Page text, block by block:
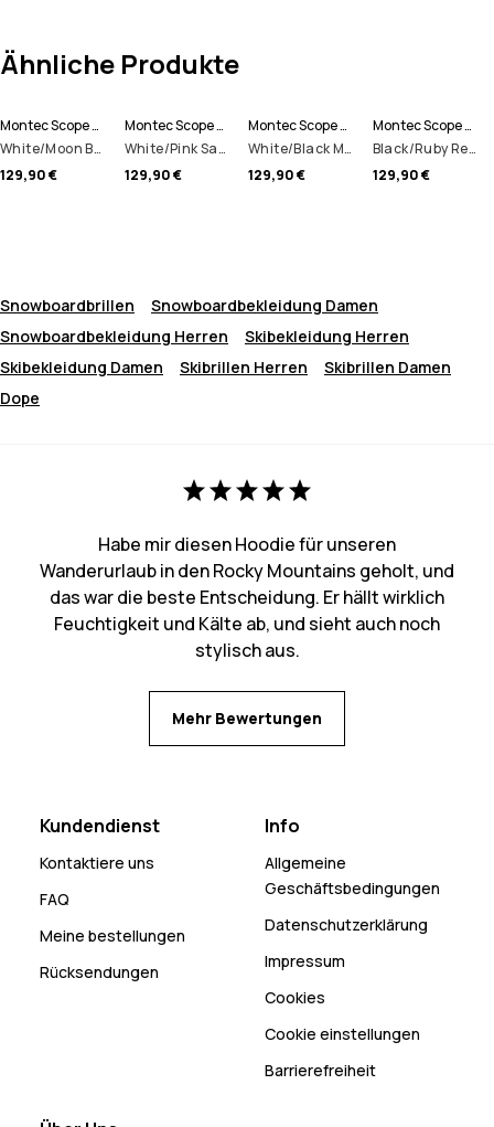
Ähnliche Produkte
Montec Scope Skibrille
White/Moon Blue Mirror
129,90 €
Montec Scope Skibrille
White/Pink Sapphire Mirror
129,90 €
Montec Scope Skibrille
White/Black Mirror
129,90 €
Montec Scope Skibrille
Black/Ruby Red Mirror
129,90 €
Snowboardbrillen
Snowboardbekleidung Damen
Snowboardbekleidung Herren
Skibekleidung Herren
Skibekleidung Damen
Skibrillen Herren
Skibrillen Damen
Dope
Habe mir diesen Hoodie für unseren
Wanderurlaub in den Rocky Mountains geholt, und
das war die beste Entscheidung. Er hällt wirklich
Feuchtigkeit und Kälte ab, und sieht auch noch
stylisch aus.
Mehr Bewertungen
Kundendienst
Kontaktiere uns
FAQ
Meine bestellungen
Rücksendungen
Info
Allgemeine
Geschäftsbedingungen
Datenschutzerklärung
Impressum
Cookies
Cookie einstellungen
Barrierefreiheit